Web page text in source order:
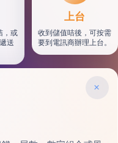
，或
送
上台
收到儲值咭後，可按需
要到電訊商辦理上台。
×